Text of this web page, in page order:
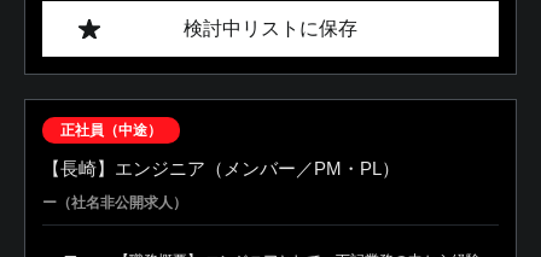
検討中リストに保存
正社員（中途）
【長崎】エンジニア（メンバー／PM・PL）
ー（社名非公開求人）